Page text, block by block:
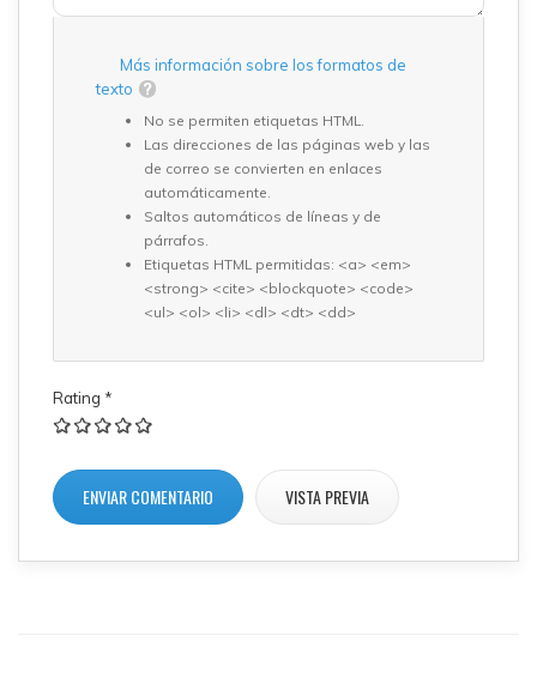
Más información sobre los formatos de
texto
No se permiten etiquetas HTML.
Las direcciones de las páginas web y las
de correo se convierten en enlaces
automáticamente.
Saltos automáticos de líneas y de
párrafos.
Etiquetas HTML permitidas: <a> <em>
<strong> <cite> <blockquote> <code>
<ul> <ol> <li> <dl> <dt> <dd>
Rating *